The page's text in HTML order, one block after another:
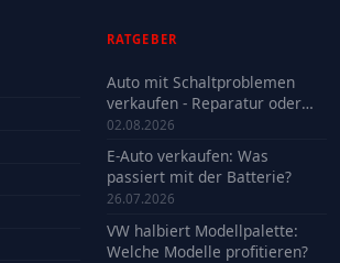
RATGEBER
Auto mit Schaltproblemen
verkaufen - Reparatur oder
Verkauf?
02.08.2026
E-Auto verkaufen: Was
passiert mit der Batterie?
26.07.2026
VW halbiert Modellpalette:
Welche Modelle profitieren?